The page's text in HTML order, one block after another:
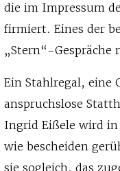
die im Impressum
firmiert. Eines der
„Stern“-Gespräche
Ein Stahlregal, eine
anspruchslose
Ingrid Eißele wird in
wie bescheiden
sie sogleich, das